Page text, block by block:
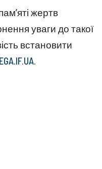
жертв
уваги до такої
встановити
.